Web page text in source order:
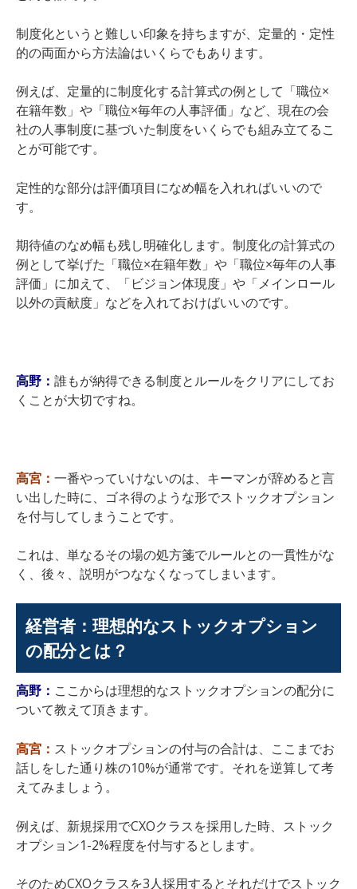
制度化というと難しい印象を持ちますが、定量的・定性
的の両面から方法論はいくらでもあります。
例えば、定量的に制度化する計算式の例として「職位×
在籍年数」や「職位×毎年の人事評価」など、現在の会
社の人事制度に基づいた制度をいくらでも組み立てるこ
とが可能です。
定性的な部分は評価項目になめ幅を入れればいいので
す。
期待値のなめ幅も残し明確化します。制度化の計算式の
例として挙げた「職位×在籍年数」や「職位×毎年の人事
評価」に加えて、「ビジョン体現度」や「メインロール
以外の貢献度」などを入れておけばいいのです。
高野： 誰もが納得できる制度とルールをクリアにしてお
くことが大切ですね。
高宮： 一番やっていけないのは、キーマンが辞めると言
い出した時に、ゴネ得のような形でストックオプション
を付与してしまうことです。
これは、単なるその場の処方箋でルールとの一貫性がな
く、後々、説明がつななくなってしまいます。
経営者：理想的なストックオプション
の配分とは？
高野： ここからは理想的なストックオプションの配分に
ついて教えて頂きます。
高宮： ストックオプションの付与の合計は、ここまでお
話しをした通り株の10%が通常です。それを逆算して考
えてみましょう。
例えば、新規採用でCXOクラスを採用した時、ストック
オプション1-2%程度を付与するとします。
そのためCXOクラスを3人採用するとそれだけでストック